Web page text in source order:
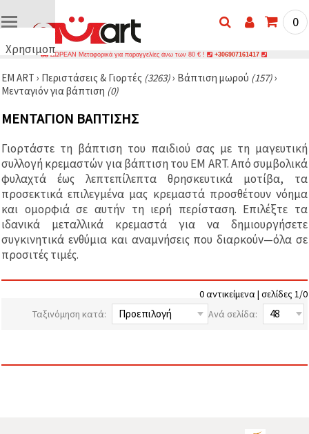
Χρησιμοποιούμε
🍪
Χρησιμοποιούμε
παρόμοιες
τεχνολογίες
διασφαλίσουμε
τη σωστή
λειτουργία
του
ιστότοπου,
βελτιώσουμε
την
εμπειρία
σας και, με
τη
σας, να
επισκεψιμότητα
0
ΔΩΡΕΑΝ Μεταφορικά για παραγγελίες άνω των 80 € ! +306907161417
EM ART › Περιστάσεις & Γιορτές (3263)› Βάπτιση μωρού (157)›
Μενταγιόν για βάπτιση (0)
ΜΕΝΤΑΓΙΌΝ ΒΆΠΤΙΣΗΣ
Γιορτάστε τη βάπτιση του παιδιού σας με τη μαγευτική
συλλογή κρεμαστών για βάπτιση του EM ART. Από συμβολικά
φυλαχτά έως λεπτεπίλεπτα θρησκευτικά μοτίβα, τα
προσεκτικά επιλεγμένα μας κρεμαστά προσθέτουν νόημα
και ομορφιά σε αυτήν τη ιερή περίσταση. Επιλέξτε τα
ιδανικά μεταλλικά κρεμαστά για να δημιουργήσετε
συγκινητικά ενθύμια και αναμνήσεις που διαρκούν—όλα σε
προσιτές τιμές.
0 αντικείμενα | σελίδες 1/0
Ταξινόμηση κατά:
Ανά σελίδα: